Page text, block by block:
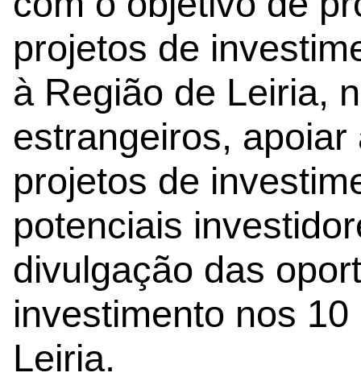
projetos de
à Região de Leiria,
estrangeiros,
projetos de
potenciais
divulgação das
investimento nos
Leiria.